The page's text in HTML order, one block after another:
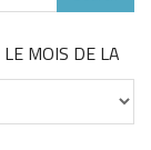
LE MOIS DE LA